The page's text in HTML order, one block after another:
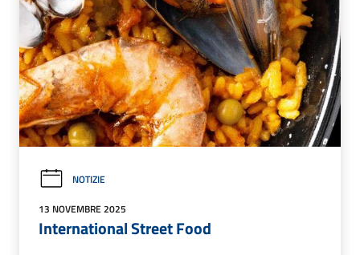
NOTIZIE
13 NOVEMBRE 2025
International Street Food